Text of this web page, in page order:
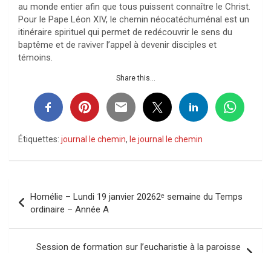
au monde entier afin que tous puissent connaître le Christ.
Pour le Pape Léon XIV, le chemin néocatéchuménal est un
itinéraire spirituel qui permet de redécouvrir le sens du
baptême et de raviver l’appel à devenir disciples et
témoins.
Share this...
Étiquettes: journal le chemin, le journal le chemin
de
l’article
Homélie – Lundi 19 janvier 20262ᵉ semaine du Temps
ordinaire – Année A
Session de formation sur l’eucharistie à la paroisse